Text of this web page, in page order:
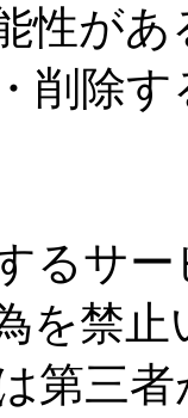
性が
削除
るサ
を禁
第三